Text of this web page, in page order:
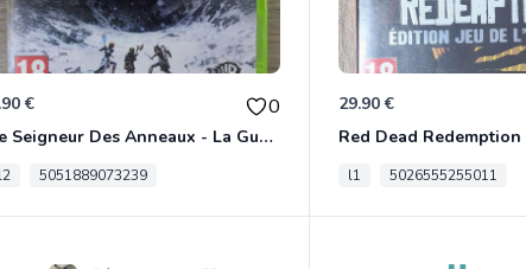
€ 0
Le Seigneur Des Anneaux - La Guerre Du Nord Xbox 360
l2 5051889073239
29.90 €
l1 5026555255011